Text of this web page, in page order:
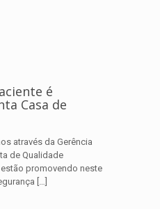
é
Casa de
através da Gerência
de Qualidade
promovendo neste
[…]